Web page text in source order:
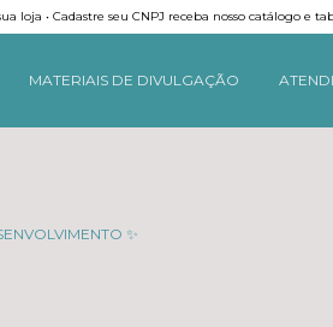
loja • Cadastre seu CNPJ receba nosso catálogo e
MATERIAIS DE DIVULGAÇÃO
✨